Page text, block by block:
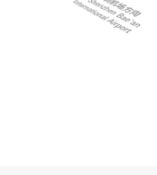
文化、中动玩具、太
展高、魔域文化、
、Joy.C集物社、
加积木、群隆玩具、